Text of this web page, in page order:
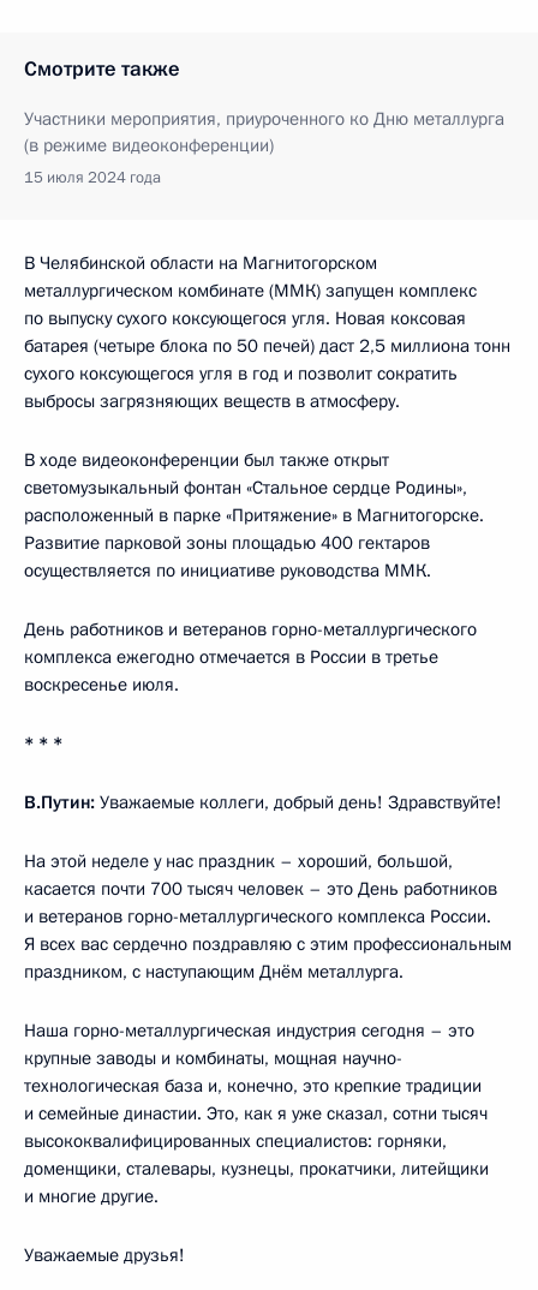
Смотрите также
Участники мероприятия, приуроченного ко Дню металлурга
(в режиме видеоконференции)
15 июля 2024 года
В Челябинской области на Магнитогорском
металлургическом комбинате (ММК) запущен комплекс
по выпуску сухого коксующегося угля. Новая коксовая
батарея (четыре блока по 50 печей) даст 2,5 миллиона тонн
сухого коксующегося угля в год и позволит сократить
выбросы загрязняющих веществ в атмосферу.
В ходе видеоконференции был также открыт
светомузыкальный фонтан «Стальное сердце Родины»,
расположенный в парке «Притяжение» в Магнитогорске.
Развитие парковой зоны площадью 400 гектаров
осуществляется по инициативе руководства ММК.
День работников и ветеранов горно-металлургического
комплекса ежегодно отмечается в России в третье
воскресенье июля.
* * *
В.Путин: Уважаемые коллеги, добрый день! Здравствуйте!
На этой неделе у нас праздник – хороший, большой,
касается почти 700 тысяч человек – это День работников
и ветеранов горно-металлургического комплекса России.
Я всех вас сердечно поздравляю с этим профессиональным
праздником, с наступающим Днём металлурга.
Наша горно-металлургическая индустрия сегодня – это
крупные заводы и комбинаты, мощная научно-
технологическая база и, конечно, это крепкие традиции
и семейные династии. Это, как я уже сказал, сотни тысяч
высококвалифицированных специалистов: горняки,
доменщики, сталевары, кузнецы, прокатчики, литейщики
и многие другие.
Уважаемые друзья!